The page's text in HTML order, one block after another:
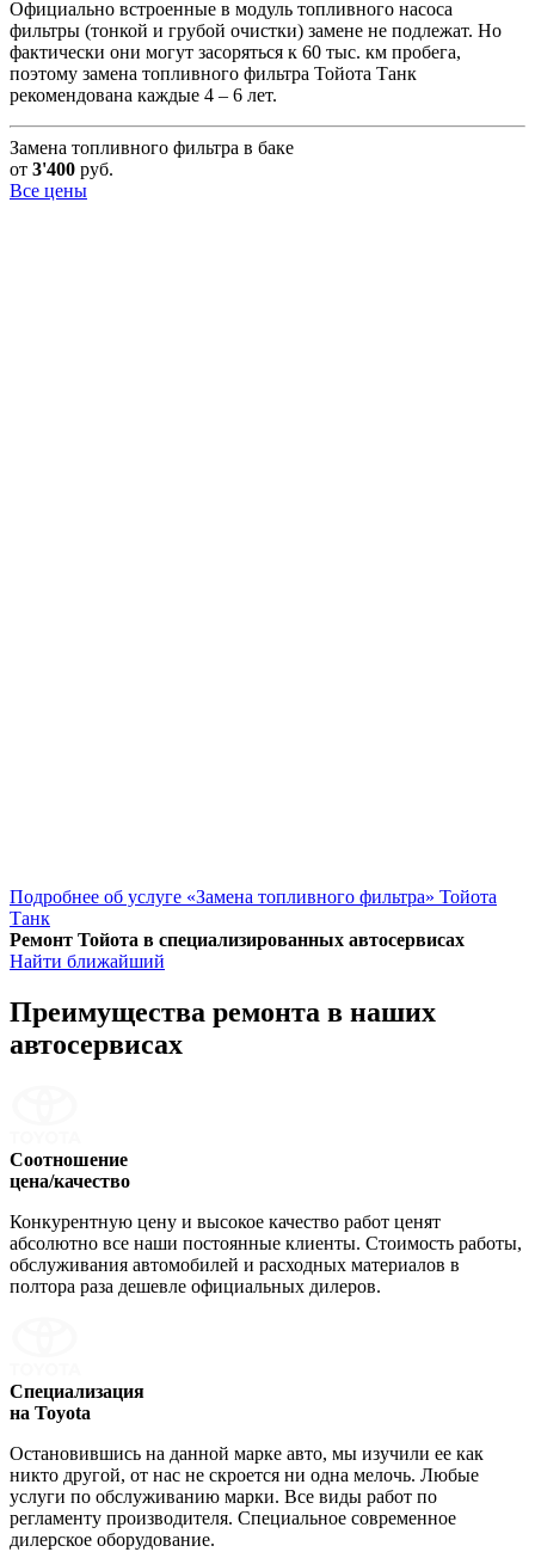
Официально встроенные в модуль топливного насоса
фильтры (тонкой и грубой очистки) замене не подлежат. Но
фактически они могут засоряться к 60 тыс. км пробега,
поэтому замена топливного фильтра Тойота Танк
рекомендована каждые 4 – 6 лет.
Замена топливного фильтра в баке
от 3'400 руб.
Все цены
Подробнее об услуге «Замена топливного фильтра» Тойота
Танк
Ремонт Тойота в специализированных автосервисах
Найти ближайший
Преимущества ремонта в наших
автосервисах
Соотношение
цена/качество
Конкурентную цену и высокое качество работ ценят
абсолютно все наши постоянные клиенты. Стоимость работы,
обслуживания автомобилей и расходных материалов в
полтора раза дешевле официальных дилеров.
Специализация
на Toyota
Остановившись на данной марке авто, мы изучили ее как
никто другой, от нас не скроется ни одна мелочь. Любые
услуги по обслуживанию марки. Все виды работ по
регламенту производителя. Специальное современное
дилерское оборудование.